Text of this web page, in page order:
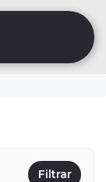
Filtrar